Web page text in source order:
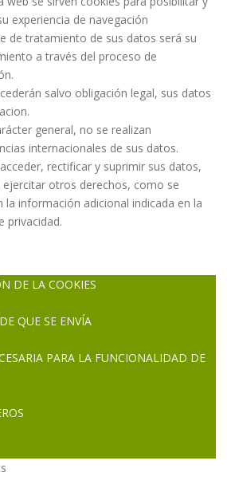
experiencia de navegación
de tratamiento de sus datos será su
a través del proceso de
salvo obligación legal, sus datos
general, no se realizan
internacionales de sus datos.
rectificar y suprimir sus datos,
ejercitar otros derechos, como se
la información adicional indicada en la
privacidad.
DE LA COOKIES
QUE SE ENVÍA
PARA LA FUNCIONALIDAD DE